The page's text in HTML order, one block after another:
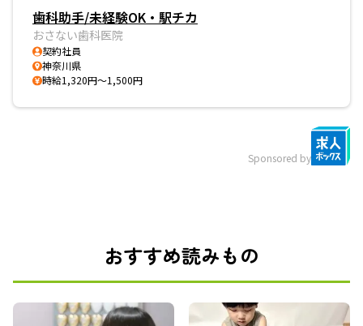
歯科助手/未経験OK・駅チカ
おさない歯科医院
契約社員
神奈川県
時給1,320円～1,500円
Sponsored by
おすすめ読みもの